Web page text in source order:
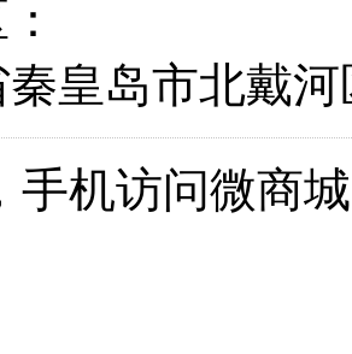
皇岛市北戴河
手机访问微商城